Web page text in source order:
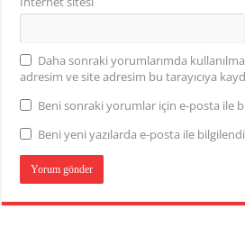
Daha sonraki yorumlarımda
adresim ve site adresim bu tarayıcıya
Beni sonraki yorumlar için e-posta ile
Beni yeni yazılarda e-posta ile